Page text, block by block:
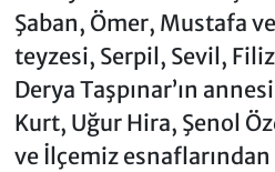
Şaban, Ömer, Mustafa
teyzesi, Serpil, Sevil,
Derya Taşpınar’ın
Kurt, Uğur Hira, Şenol
ve İlçemiz esnaflarından